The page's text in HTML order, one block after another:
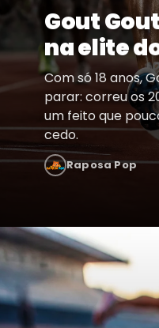
Gout
na elite
Com só 18 anos,
parar: correu os
um feito que
cedo.
Raposa Pop